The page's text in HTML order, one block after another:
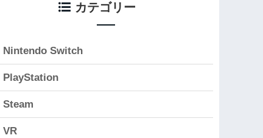
カテゴリー
Nintendo Switch
PlayStation
Steam
VR